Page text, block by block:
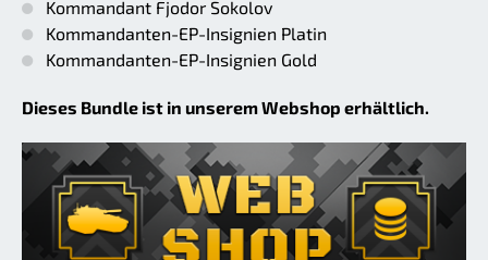
Kommandant Fjodor Sokolov
Kommandanten-EP-Insignien Platin
Kommandanten-EP-Insignien Gold
Dieses Bundle ist in unserem Webshop erhältlich.